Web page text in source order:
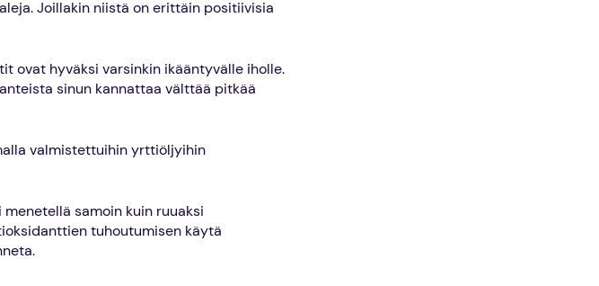
Joillakin niistä on erittäin positiivisia
ovat hyväksi varsinkin ikääntyvälle iholle.
sinun kannattaa välttää pitkää
valmistettuihin yrttiöljyihin
samoin kuin ruuaksi
tuhoutumisen käytä